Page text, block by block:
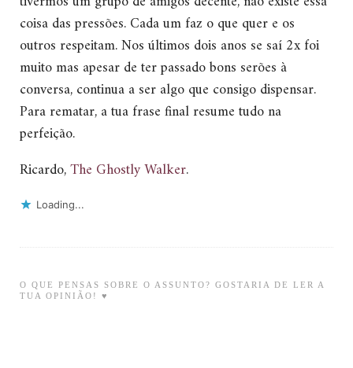
coisa das pressões. Cada um faz o que quer e os
outros respeitam. Nos últimos dois anos se saí 2x foi
muito mas apesar de ter passado bons serões à
conversa, continua a ser algo que consigo dispensar.
Para rematar, a tua frase final resume tudo na
perfeição.
Ricardo,The Ghostly Walker.
Loading...
O QUE PENSAS SOBRE O ASSUNTO? GOSTARIA DE LER A
TUA OPINIÃO! ♥